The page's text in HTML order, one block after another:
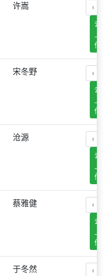
许嵩
去
传
宋冬野
去
传
沧源
去
传
蔡雅健
去
传
于冬然